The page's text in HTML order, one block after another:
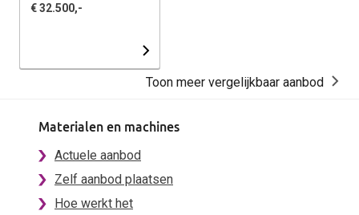
€ 32.500,-
Toon meer vergelijkbaar aanbod
Materialen en machines
Actuele aanbod
Zelf aanbod plaatsen
Hoe werkt het